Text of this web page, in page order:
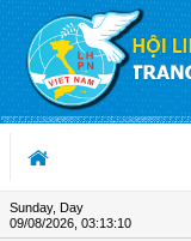
Skip to Content
Sunday, Day
09/08/2026 03:13:11